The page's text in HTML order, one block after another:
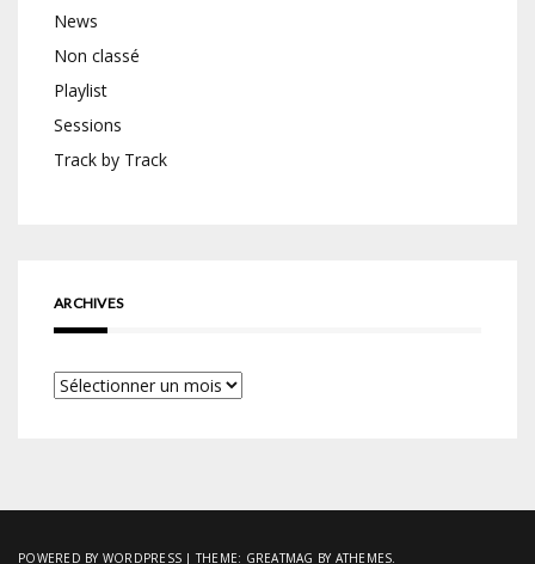
News
Non classé
Playlist
Sessions
Track by Track
ARCHIVES
Archives
POWERED BY WORDPRESS |THEME: GREATMAG BY ATHEMES.